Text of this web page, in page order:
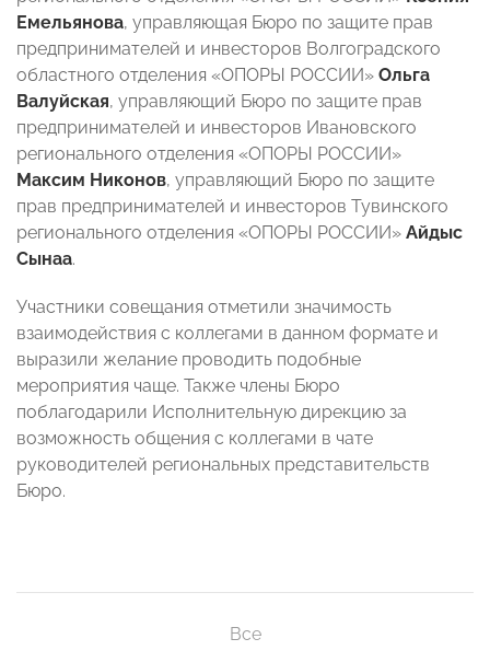
Емельянова, управляющая Бюро по защите прав
предпринимателей и инвесторов Волгоградского
областного отделения «ОПОРЫ РОССИИ» Ольга
Валуйская, управляющий Бюро по защите прав
предпринимателей и инвесторов Ивановского
регионального отделения «ОПОРЫ РОССИИ»
Максим Никонов, управляющий Бюро по защите
прав предпринимателей и инвесторов Тувинского
регионального отделения «ОПОРЫ РОССИИ» Айдыс
Сынаа.
Участники совещания отметили значимость
взаимодействия с коллегами в данном формате и
выразили желание проводить подобные
мероприятия чаще. Также члены Бюро
поблагодарили Исполнительную дирекцию за
возможность общения с коллегами в чате
руководителей региональных представительств
Бюро.
Все